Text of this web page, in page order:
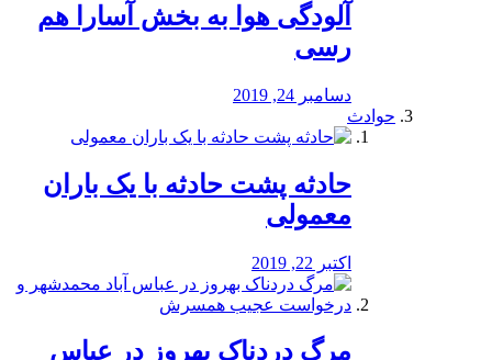
آلودگی هوا به بخش آسارا هم
رسی
دسامبر 24, 2019
حوادث
️حادثه پشت حادثه با یک باران
معمولی
اکتبر 22, 2019
مرگ دردناک بهروز در عباس